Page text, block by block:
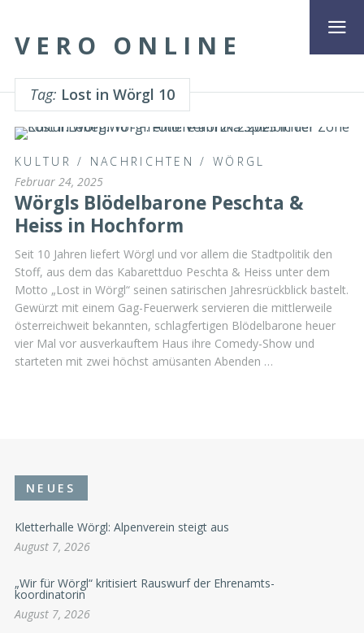
VERO ONLINE
Tag: Lost in Wörgl 10
KULTUR / NACHRICHTEN /WÖRGL
Februar 24, 2025
Wörgls Blödelbarone Peschta &
Heiss in Hochform
Seit 10 Jahren liefert Wörgl und vor allem die Stadtpolitik den
Stoff, aus dem das Kabarettduo Peschta & Heiss unter dem
Motto „Lost in Wörgl“ seinen satirischen Jahresrückblick bastelt.
Gewürzt mit einem Gag-Feuerwerk servieren die mittlerweile
österreichweit bekannten, schlagfertigen Blödelbarone heuer
vier Mal vor ausverkauftem Haus ihre Comedy-Show und
starteten mit zwei höchst amüsanten Abenden …
NEUES
Kletterhalle Wörgl: Alpenverein steigt aus
August 7, 2026
„Wir für Wörgl“ kritisiert Rauswurf der Ehrenamts-
koordinatorin
August 7, 2026